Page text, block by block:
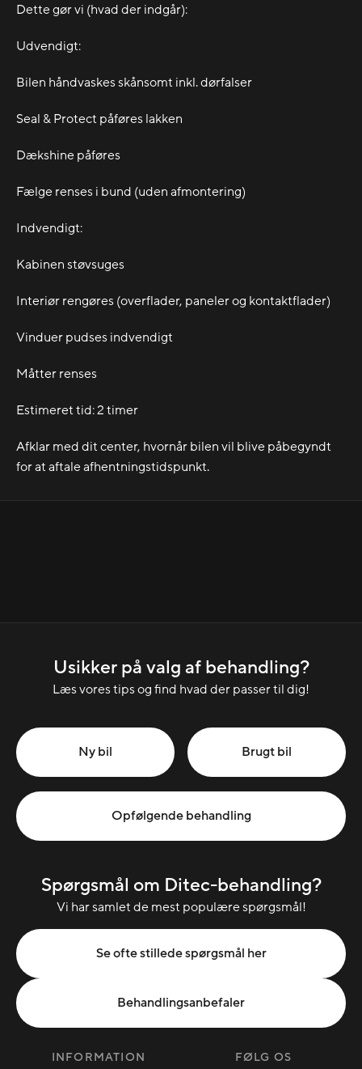
Dette gør vi (hvad der indgår):
Udvendigt:
Bilen håndvaskes skånsomt inkl. dørfalser
Seal & Protect påføres lakken
Dækshine påføres
Fælge renses i bund (uden afmontering)
Indvendigt:
Kabinen støvsuges
Interiør rengøres (overflader, paneler og kontaktflader)
Vinduer pudses indvendigt
Måtter renses
Estimeret tid: 2 timer
Afklar med dit center, hvornår bilen vil blive påbegyndt
for at aftale afhentningstidspunkt.
Usikker på valg af behandling?
Læs vores tips og find hvad der passer til dig!
Ny bil Brugt bil
Opfølgende behandling
Spørgsmål om Ditec-behandling?
Vi har samlet de mest populære spørgsmål!
Se ofte stillede spørgsmål her
Behandlingsanbefaler
INFORMATION FØLG OS